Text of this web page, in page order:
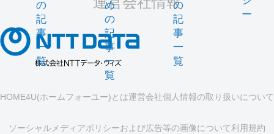
の
記
事
一
覧
め
の
記
事
一
覧
の
記
事
一
覧
ー
HOME4U(ホームフォーユー)とは運営会社個人情報の取り扱いについて
ソーシャルメディアポリシーおよび広告等の画像について利用規約